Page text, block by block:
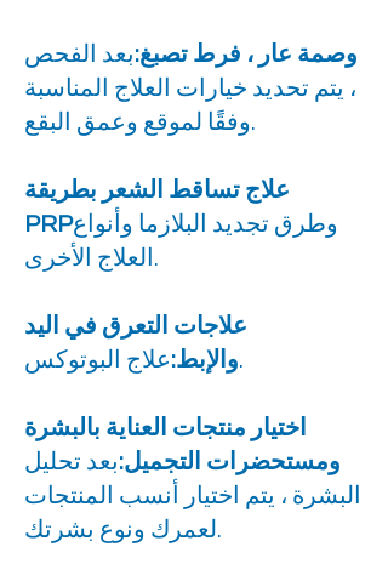
وصمة عار ، فرط تصبغ:بعد الفحص
، يتم تحديد خيارات العلاج المناسبة
وفقًا لموقع وعمق البقع.
علاج تساقط الشعر بطريقة
PRPوطرق تجديد البلازما وأنواع
العلاج الأخرى.
علاجات التعرق في اليد
والإبط:علاج البوتوكس.
اختيار منتجات العناية بالبشرة
ومستحضرات التجميل:بعد تحليل
البشرة ، يتم اختيار أنسب المنتجات
لعمرك ونوع بشرتك.